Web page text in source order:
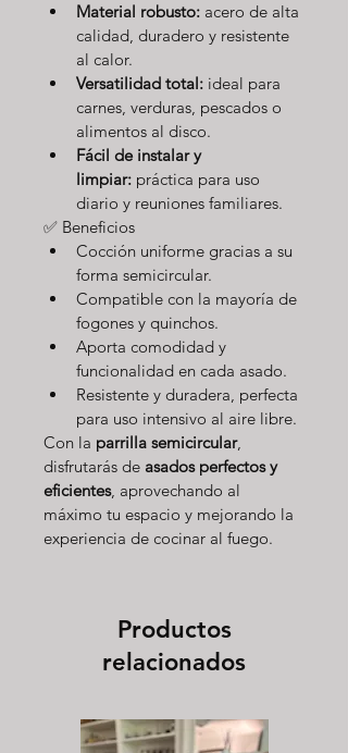
Material robusto: acero de alta
calidad, duradero y resistente
al calor.
Versatilidad total: ideal para
carnes, verduras, pescados o
alimentos al disco.
Fácil de instalar y
limpiar: práctica para uso
diario y reuniones familiares.
✅ Beneficios
Cocción uniforme gracias a su
forma semicircular.
Compatible con la mayoría de
fogones y quinchos.
Aporta comodidad y
funcionalidad en cada asado.
Resistente y duradera, perfecta
para uso intensivo al aire libre.
Con la parrilla semicircular,
disfrutarás de asados perfectos y
eficientes, aprovechando al
máximo tu espacio y mejorando la
experiencia de cocinar al fuego.
Productos
relacionados